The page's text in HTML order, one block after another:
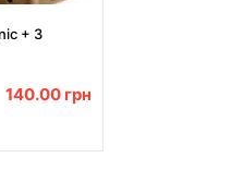
+ 3
140.00 грн